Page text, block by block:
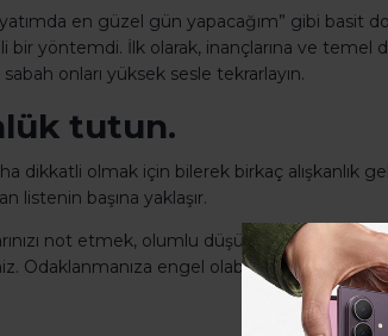
en güzel gün yapacağım” gibi basit
bir yöntemdi. İlk olarak, inançlarına ve temel
onları yüksek sesle tekrarlayın.
tutun.
dikkatli olmak için bilerek birkaç alışkanlık
listenin başına yaklaşır.
not etmek, olumlu düşüncelerinizi
Odaklanmanıza engel olabilecek